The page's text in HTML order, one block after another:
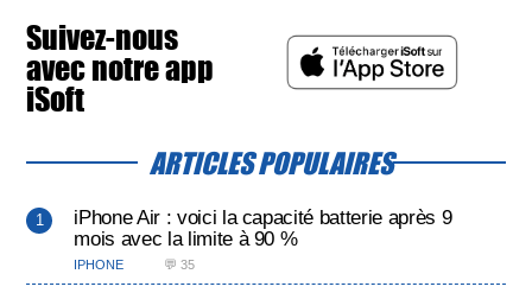
Suivez-nous
avec notre app
iSoft
ARTICLES POPULAIRES
iPhone Air : voici la capacité batterie après 9
mois avec la limite à 90 %
IPHONE 💬 35